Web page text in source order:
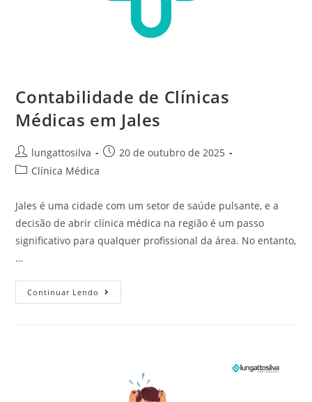
Contabilidade de Clínicas
Médicas em Jales
lungattosilva
20 de outubro de 2025
Clínica Médica
Jales é uma cidade com um setor de saúde pulsante, e a
decisão de abrir clínica médica na região é um passo
significativo para qualquer profissional da área. No entanto,
…
Continuar Lendo